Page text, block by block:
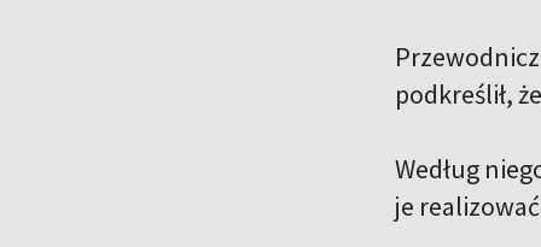
podkreślił,
Według
je